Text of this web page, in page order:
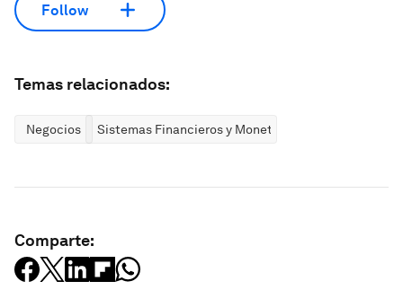
Follow
Temas relacionados:
Negocios Sistemas Financieros y Monetarios
Comparte: